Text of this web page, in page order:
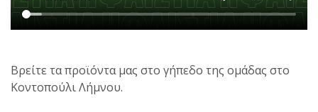
Βρείτε τα προϊόντα μας στο γήπεδο της ομάδας στο
Κοντοπούλι Λήμνου.